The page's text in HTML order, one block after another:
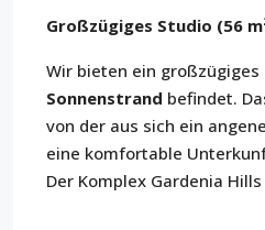
Großzügiges Studio (56
Wir bieten ein großzügiges
Sonnenstrand befindet.
von der aus sich ein
eine komfortable
Der Komplex Gardenia